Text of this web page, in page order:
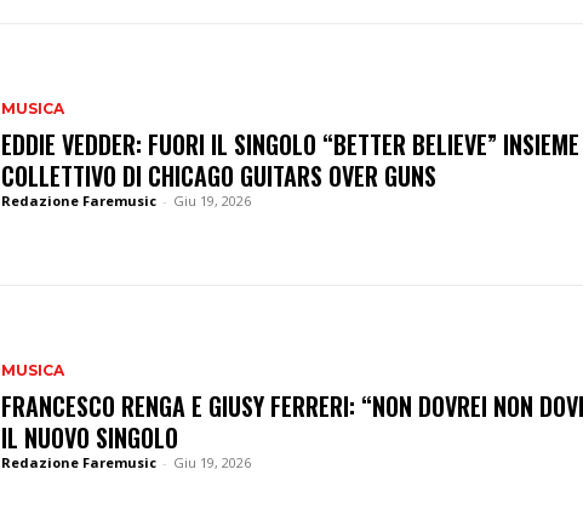
MUSICA
EDDIE VEDDER: FUORI IL SINGOLO “BETTER BELIEVE”
COLLETTIVO DI CHICAGO GUITARS OVER GUNS
Redazione Faremusic - Giu 19, 2026
MUSICA
FRANCESCO RENGA E GIUSY FERRERI: “NON DOVREI NON
IL NUOVO SINGOLO
Redazione Faremusic - Giu 19, 2026